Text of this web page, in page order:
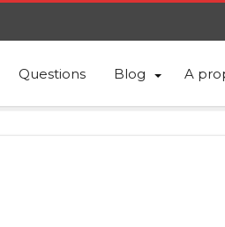
Questions Blog A